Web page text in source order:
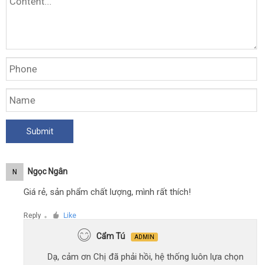
N Ngọc Ngân
Giá rẻ, sản phẩm chất lượng, mình rất thích!
Reply ● Like
Cẩm Tú ADMIN
Dạ, cảm ơn Chị đã phải hồi, hệ thống luôn lựa chọn